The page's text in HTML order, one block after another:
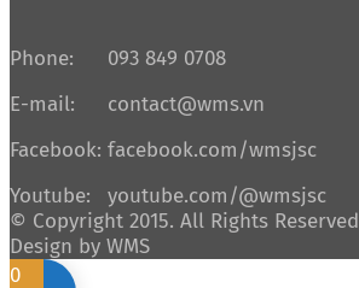
Phone:
093 849 0708
E-mail:
contact@wms.vn
Facebook: facebook.com/wmsjsc
Youtube:
youtube.com/@wmsjsc
© Copyright 2015. All Rights Reserved
Design by WMS
0